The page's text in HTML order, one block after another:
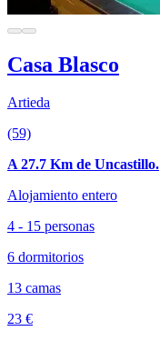
Casa Blasco
Artieda
(59)
A 27.7 Km de Uncastillo.
Alojamiento entero
4 - 15 personas
6 dormitorios
13 camas
23 €